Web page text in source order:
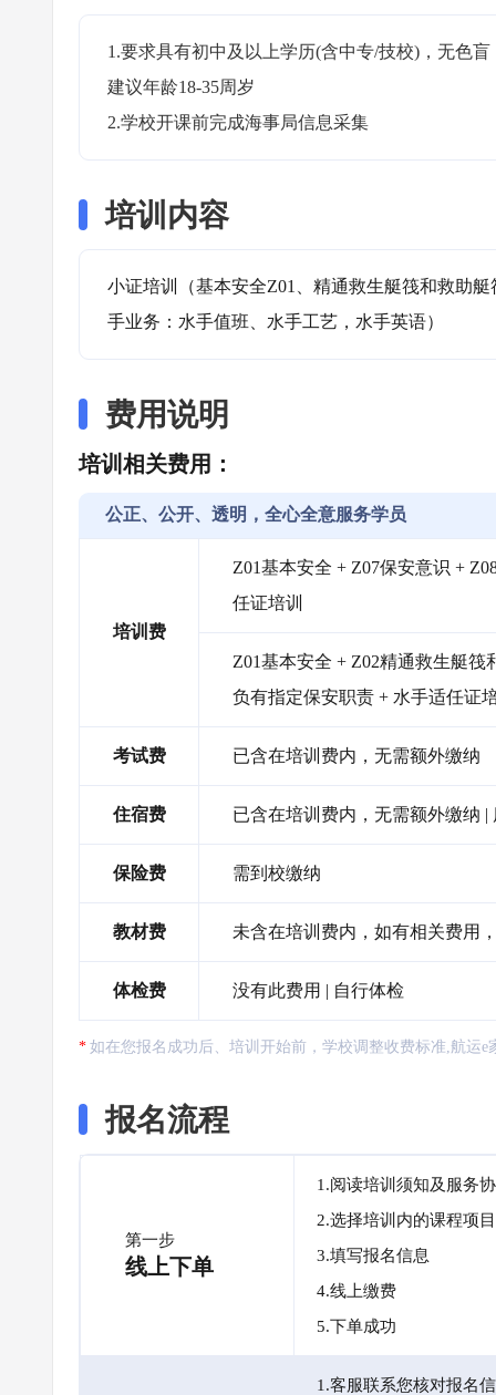
1.要求具有初中及以上学历(含中专/技校)，无色
建议年龄18-35周岁
2.学校开课前完成海事局信息采集
培训内容
小证培训（基本安全Z01、精通救生艇筏和救助
手业务：水手值班、水手工艺，水手英语）
费用说明
培训相关费用：
公正、公开、透明，全心全意服务学员
培训费
Z01基本安全 + Z07保安意识 +
任证培训
Z01基本安全 + Z02精通救生艇筏
负有指定保安职责 + 水手适任证
考试费 已含在培训费内，无需额外缴纳
住宿费 已含在培训费内，无需额外缴纳
保险费 需到校缴纳
教材费 未含在培训费内，如有相关费用
体检费 没有此费用 | 自行体检
如在您报名成功后、培训开始前，学校调整收费标准,航运
报名流程
第一步
线上下单
1.阅读培训须知及服务
2.选择培训内的课程项目
3.填写报名信息
4.线上缴费
5.下单成功
1.客服联系您核对报名